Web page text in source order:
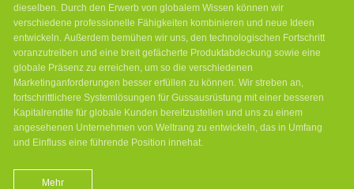
dieselben. Durch den Erwerb von globalem Wissen können wir
verschiedene professionelle Fähigkeiten kombinieren und neue Ideen
entwickeln. Außerdem bemühen wir uns, den technologischen Fortschritt
voranzutreiben und eine breit gefächerte Produktabdeckung sowie eine
globale Präsenz zu erreichen, um so die verschiedenen
Marketinganforderungen besser erfüllen zu können. Wir streben an,
fortschrittlichere Systemlösungen für Gussausrüstung mit einer besseren
Kapitalrendite für globale Kunden bereitzustellen und uns zu einem
angesehenen Unternehmen von Weltrang zu entwickeln, das in Umfang
und Einfluss eine führende Position innehat.
Mehr